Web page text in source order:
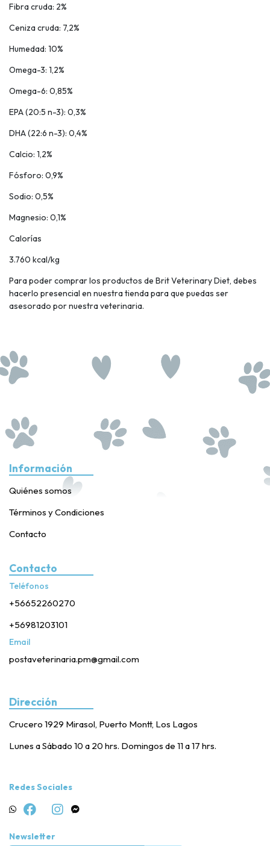
Fibra cruda: 2%
Ceniza cruda: 7,2%
Humedad: 10%
Omega-3: 1,2%
Omega-6: 0,85%
EPA (20:5 n-3): 0,3%
DHA (22:6 n-3): 0,4%
Calcio: 1,2%
Fósforo: 0,9%
Sodio: 0,5%
Magnesio: 0,1%
Calorías
3.760 kcal/kg
Para poder comprar los productos de Brit Veterinary Diet, debes
hacerlo presencial en nuestra tienda para que puedas ser
asesorado por nuestra veterinaria.
Información
Quiénes somos
Términos y Condiciones
Contacto
Contacto
Teléfonos
+56652260270
+56981203101
Email
postaveterinaria.pm@gmail.com
Dirección
Crucero 1929 Mirasol, Puerto Montt, Los Lagos
Lunes a Sábado 10 a 20 hrs. Domingos de 11 a 17 hrs.
Redes Sociales
Newsletter